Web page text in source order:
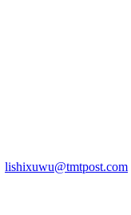
lishixuwu@tmtpost.com